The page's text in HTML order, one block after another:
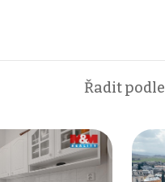
Řadit